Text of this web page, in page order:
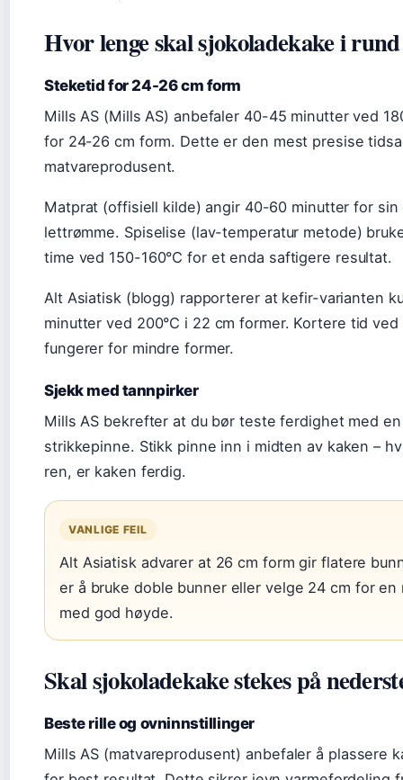
Hvor lenge skal sjokoladekake i
Steketid for 24-26 cm form
Mills AS (Mills AS) anbefaler 40-45 minutter ved
for 24-26 cm form. Dette er den mest presise
matvareprodusent.
Matprat (offisiell kilde) angir 40-60 minutter for
lettrømme. Spiselise (lav-temperatur metode)
time ved 150-160°C for et enda saftigere resultat.
Alt Asiatisk (blogg) rapporterer at kefir-varianten
minutter ved 200°C i 22 cm former. Kortere tid
fungerer for mindre former.
Sjekk med tannpirker
Mills AS bekrefter at du bør teste ferdighet med
strikkepinne. Stikk pinne inn i midten av kaken –
ren, er kaken ferdig.
VANLIGE FEIL
Alt Asiatisk advarer at 26 cm form gir flatere
er å bruke doble bunner eller velge 24 cm for en
med god høyde.
Skal sjokoladekake stekes på
Beste rille og ovninnstillinger
Mills AS (matvareprodusent) anbefaler å plassere